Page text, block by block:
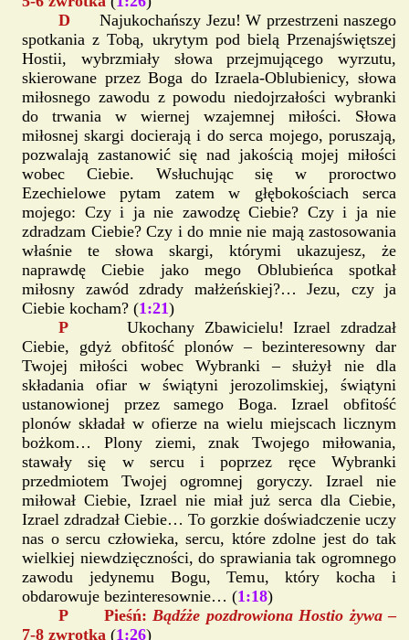
DNajukochańszy Jezu! W przestrzeni naszego
spotkania z Tobą, ukrytym pod bielą Przenajświętszej
Hostii, wybrzmiały słowa przejmującego wyrzutu,
skierowane przez Boga do Izraela-Oblubienicy, słowa
miłosnego zawodu z powodu niedojrzałości wybranki
do trwania w wiernej wzajemnej miłości. Słowa
miłosnej skargi docierają i do serca mojego, poruszają,
pozwalają zastanowić się nad jakością mojej miłości
wobec Ciebie. Wsłuchując się w proroctwo
Ezechielowe pytam zatem w głębokościach serca
mojego: Czy i ja nie zawodzę Ciebie? Czy i ja nie
zdradzam Ciebie? Czy i do mnie nie mają zastosowania
właśnie te słowa skargi, którymi ukazujesz, że
naprawdę Ciebie jako mego Oblubieńca spotkał
miłosny zawód zdrady małżeńskiej?… Jezu, czy ja
Ciebie kocham? (1:21)
P Ukochany Zbawicielu! Izrael zdradzał
Ciebie, gdyż obfitość plonów – bezinteresowny dar
Twojej miłości wobec Wybranki – służył nie dla
składania ofiar w świątyni jerozolimskiej, świątyni
ustanowionej przez samego Boga. Izrael obfitość
plonów składał w ofierze na wielu miejscach licznym
bożkom… Plony ziemi, znak Twojego miłowania,
stawały się w sercu i poprzez ręce Wybranki
przedmiotem Twojej ogromnej goryczy. Izrael nie
miłował Ciebie, Izrael nie miał już serca dla Ciebie,
Izrael zdradzał Ciebie… To gorzkie doświadczenie uczy
nas o sercu człowieka, sercu, które zdolne jest do tak
wielkiej niewdzięczności, do sprawiania tak ogromnego
zawodu jedynemu Bogu, Temu, który kocha i
obdarowuje bezinteresownie… (1:18)
P Pieśń:Bądźże pozdrowiona Hostio żywa–
7-8 zwrotka (1:26)